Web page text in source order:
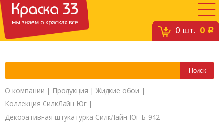
0 шт. 0 c
О компании | Продукция | Жидкие обои |
Коллекция СилкЛайн Юг |
Декоративная штукатурка СилкЛайн Юг Б-942